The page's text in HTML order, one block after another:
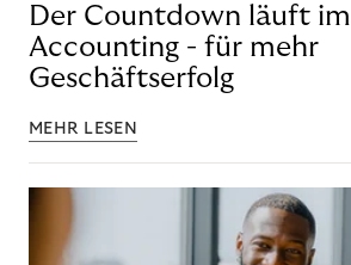
Der Countdown läuft im
Accounting - für mehr
Geschäftserfolg
MEHR LESEN